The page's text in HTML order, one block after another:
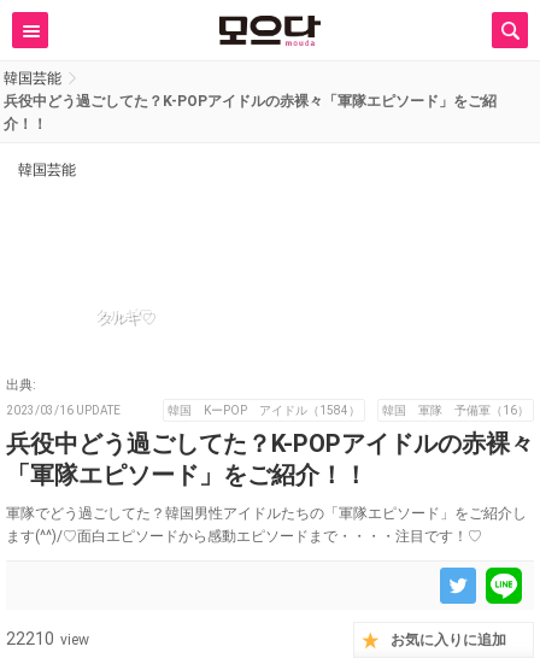
韓国芸能
兵役中どう過ごしてた？K-POPアイドルの赤裸々「軍隊エピソード」をご紹
介！！
韓国芸能
タルギ♡
出典:
2023/03/16 UPDATE 韓国 KーPOP アイドル（1584） 韓国 軍隊 予備軍（16）
兵役中どう過ごしてた？K-POPアイドルの赤裸々
「軍隊エピソード」をご紹介！！
軍隊でどう過ごしてた？韓国男性アイドルたちの「軍隊エピソード」をご紹介し
ます(^^)/♡面白エピソードから感動エピソードまで・・・・注目です！♡
22210 view お気に入りに追加